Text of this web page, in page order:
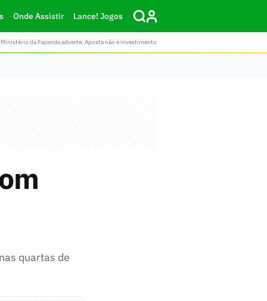
Onde Assistir Lance! Jogos
da Fazenda adverte: Aposta não é investimento
quartas de